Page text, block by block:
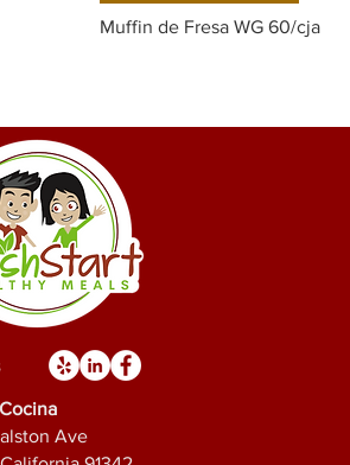
Muffin de Fresa WG 60/cja
Ave